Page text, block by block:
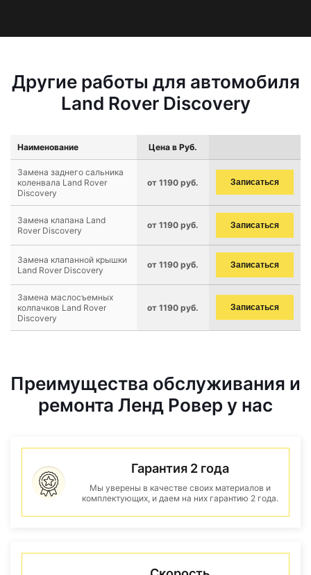
Другие работы для автомобиля
Land Rover Discovery
Наименование Цена в Руб.
Замена заднего сальника
коленвала Land Rover
Discovery
от 1190 руб. Записаться
Замена клапана Land
Rover Discovery
от 1190 руб. Записаться
Замена клапанной крышки
Land Rover Discovery
от 1190 руб. Записаться
Замена маслосъемных
колпачков Land Rover
Discovery
от 1190 руб. Записаться
Преимущества обслуживания и
ремонта Ленд Ровер у нас
Гарантия 2 года
Мы уверены в качестве своих материалов и
комплектующих, и даем на них гарантию 2 года.